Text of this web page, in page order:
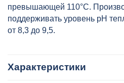
превышающей 110°C.
поддерживать уровень pH
от 8,3 до 9,5.
Характеристики